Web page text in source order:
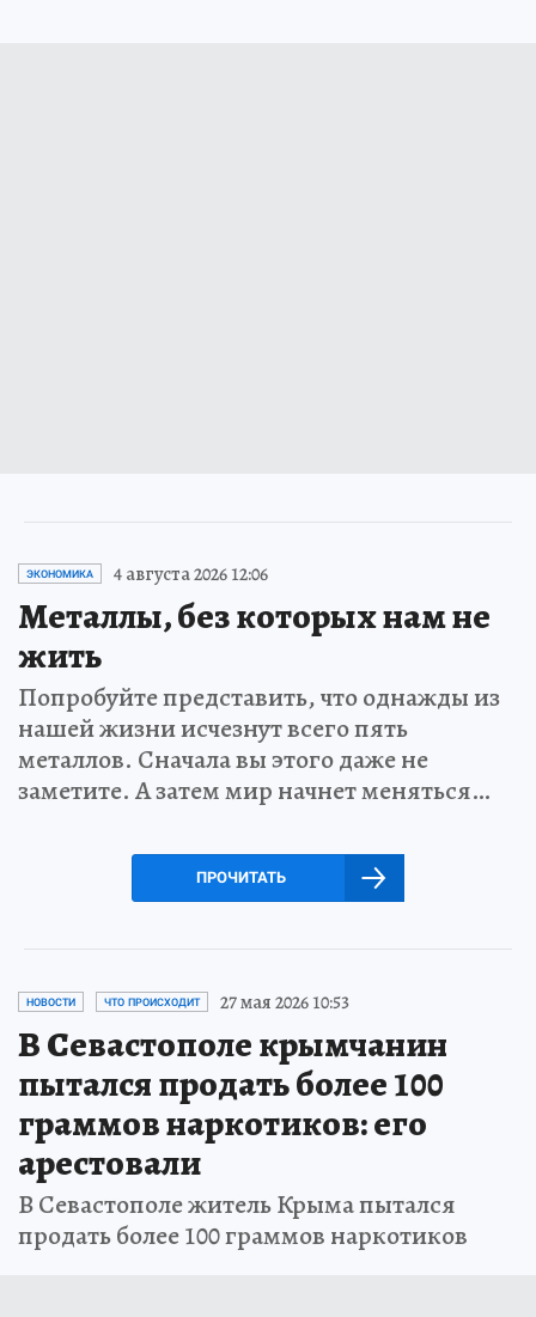
ЭКОНОМИКА 4 августа 2026 12:06
Металлы, без которых нам не
жить
Попробуйте представить, что однажды из
нашей жизни исчезнут всего пять
металлов. Сначала вы этого даже не
заметите. А затем мир начнет меняться…
ПРОЧИТАТЬ
НОВОСТИ ЧТО ПРОИСХОДИТ 27 мая 2026 10:53
В Севастополе крымчанин
пытался продать более 100
граммов наркотиков: его
арестовали
В Севастополе житель Крыма пытался
продать более 100 граммов наркотиков